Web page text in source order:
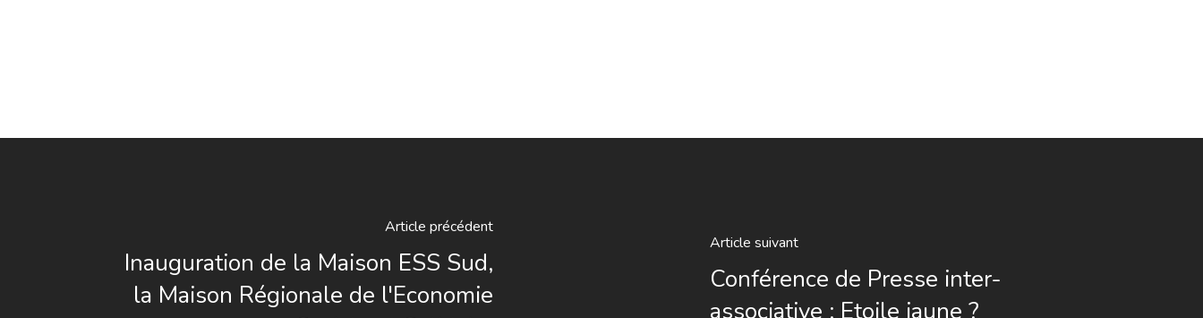
Article précédent
Inauguration de la Maison ESS Sud,
la Maison Régionale de l'Economie
Article suivant
Conférence de Presse inter-
associative : Etoile jaune ?